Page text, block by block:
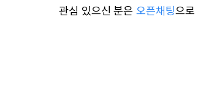
관심 있으신 분은오픈채팅으로